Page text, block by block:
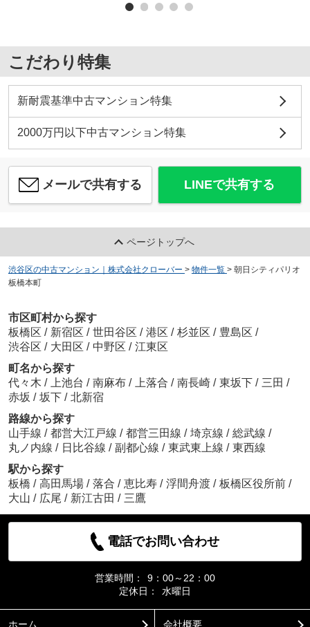
こだわり特集
新耐震基準中古マンション特集
2000万円以下中古マンション特集
メールで共有する LINEで共有する
ページトップへ
渋谷区の中古マンション｜株式会社クローバー > 物件一覧 > 朝日シティパリオ
板橋本町
市区町村から探す
板橋区 / 新宿区 / 世田谷区 / 港区 / 杉並区 / 豊島区 /
渋谷区 / 大田区 / 中野区 / 江東区
町名から探す
代々木 / 上池台 / 南麻布 / 上落合 / 南長崎 / 東坂下 / 三田 /
赤坂 / 坂下 / 北新宿
路線から探す
山手線 / 都営大江戸線 / 都営三田線 / 埼京線 / 総武線 /
丸ノ内線 / 日比谷線 / 副都心線 / 東武東上線 / 東西線
駅から探す
板橋 / 高田馬場 / 落合 / 恵比寿 / 浮間舟渡 / 板橋区役所前 /
大山 / 広尾 / 新江古田 / 三鷹
電話でお問い合わせ
営業時間：
9：00～22：00
定休日：
水曜日
ホーム 会社概要